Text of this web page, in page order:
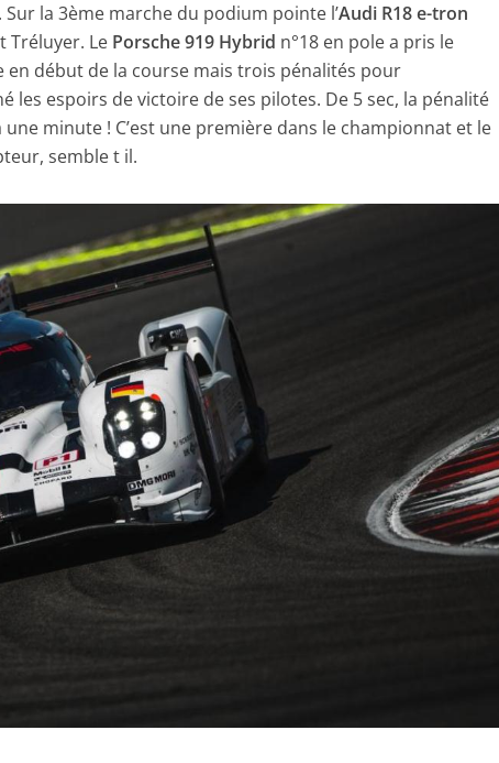
la 3ème marche du podium pointe l’Audi R18 e-tron
Tréluyer. Le Porsche 919 Hybrid n°18 en pole a pris le
début de la course mais trois pénalités pour
les espoirs de victoire de ses pilotes. De 5 sec, la pénalité
une minute ! C’est une première dans le championnat et le
semble t il.